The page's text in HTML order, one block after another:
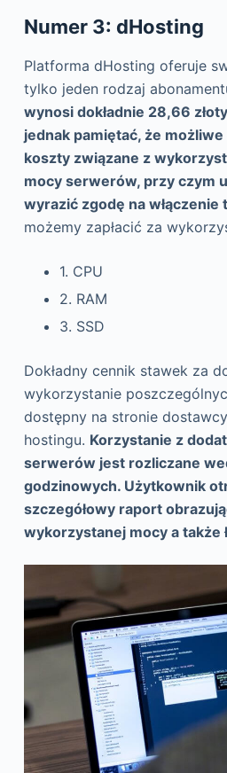
Numer 3: dHosting
Platforma dHosting oferuje
tylko jeden rodzaj
wynosi dokładnie 28,66
jednak pamiętać, że
koszty związane z
mocy serwerów, przy czym
wyrazić zgodę na włączenie
możemy zapłacić za
1. CPU
2. RAM
3. SSD
Dokładny cennik stawek za
wykorzystanie
dostępny na stronie dostawcy
hostingu. Korzystanie z
serwerów jest rozliczane
godzinowych. Użytkownik
szczegółowy raport
wykorzystanej mocy a także